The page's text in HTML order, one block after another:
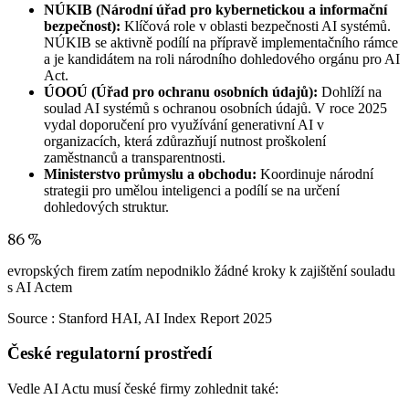
NÚKIB (Národní úřad pro kybernetickou a informační
bezpečnost): Klíčová role v oblasti bezpečnosti AI systémů.
NÚKIB se aktivně podílí na přípravě implementačního rámce
a je kandidátem na roli národního dohledového orgánu pro AI
Act.
ÚOOÚ (Úřad pro ochranu osobních údajů): Dohlíží na
soulad AI systémů s ochranou osobních údajů. V roce 2025
vydal doporučení pro využívání generativní AI v
organizacích, která zdůrazňují nutnost proškolení
zaměstnanců a transparentnosti.
Ministerstvo průmyslu a obchodu: Koordinuje národní
strategii pro umělou inteligenci a podílí se na určení
dohledových struktur.
86 %
evropských firem zatím nepodniklo žádné kroky k zajištění souladu
s AI Actem
Source : Stanford HAI, AI Index Report 2025
České regulatorní prostředí
Vedle AI Actu musí české firmy zohlednit také: